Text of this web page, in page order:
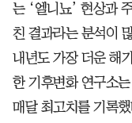
는 ‘엘니뇨’ 현상과
친 결과라는 분석이
내년도 가장 더운 해
한 기후변화 연구소
매달 최고치를 기록